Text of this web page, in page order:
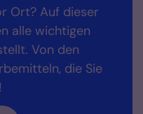
Ort? Auf dieser
alle wichtigen
Von den
die Sie